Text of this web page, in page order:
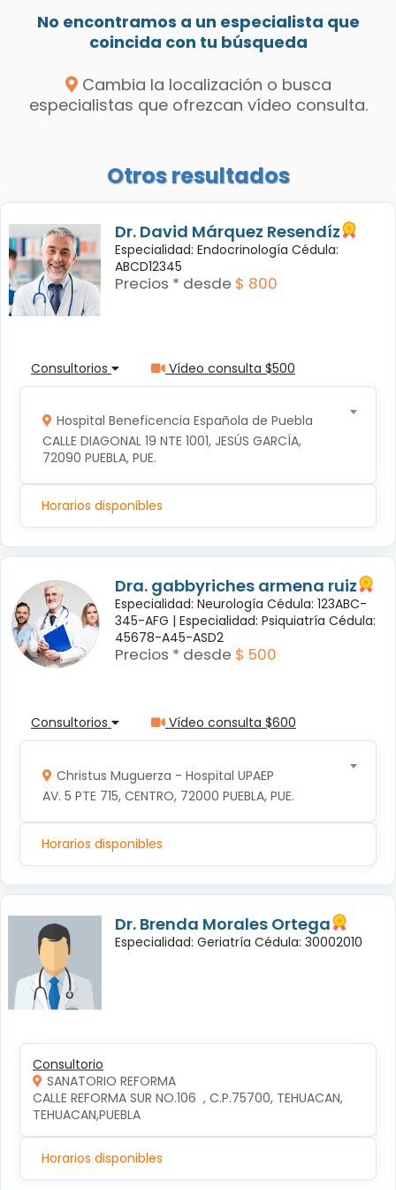
No encontramos a un especialista que
coincida con tu búsqueda
Cambia la localización o busca
especialistas que ofrezcan vídeo consulta.
Otros resultados
Dr. David Márquez Resendíz
Especialidad: Endocrinología Cédula:
ABCD12345
Precios * desde $ 800
Consultorios Vídeo consulta $500
Hospital Beneficencia Española de Puebla
CALLE DIAGONAL 19 NTE 1001, JESÚS GARCÍA,
72090 PUEBLA, PUE.
Horarios disponibles
Dra. gabbyriches armena ruiz
Especialidad: Neurología Cédula: 123ABC-
345-AFG | Especialidad: Psiquiatría Cédula:
45678-A45-ASD2
Precios * desde $ 500
Consultorios Vídeo consulta $600
Christus Muguerza - Hospital UPAEP
AV. 5 PTE 715, CENTRO, 72000 PUEBLA, PUE.
Horarios disponibles
Dr. Brenda Morales Ortega
Especialidad: Geriatría Cédula: 30002010
Consultorio
SANATORIO REFORMA
CALLE REFORMA SUR NO.106  , C.P.75700, TEHUACAN,
TEHUACAN,PUEBLA
Horarios disponibles